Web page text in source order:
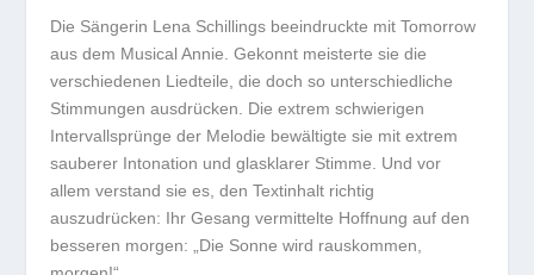
Die Sängerin Lena Schillings beeindruckte mit Tomorrow
aus dem Musical Annie. Gekonnt meisterte sie die
verschiedenen Liedteile, die doch so unterschiedliche
Stimmungen ausdrücken. Die extrem schwierigen
Intervallsprünge der Melodie bewältigte sie mit extrem
sauberer Intonation und glasklarer Stimme. Und vor
allem verstand sie es, den Textinhalt richtig
auszudrücken: Ihr Gesang vermittelte Hoffnung auf den
besseren morgen: „Die Sonne wird rauskommen,